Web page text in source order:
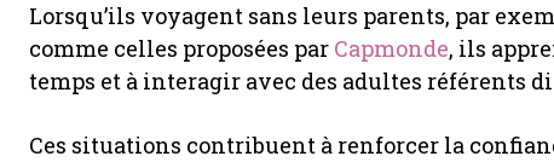
Lorsqu’ils voyagent sans leurs parents, par
comme celles proposées par Capmonde, ils
temps et à interagir avec des adultes référents
Ces situations contribuent à renforcer la